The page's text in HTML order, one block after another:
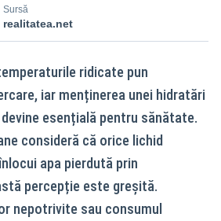
Sursă
realitatea.net
ridicate pun
iar menținerea unei hidratări
esențială pentru sănătate.
consideră că orice lichid
apa pierdută prin
percepție este greșită.
nepotrivite sau consumul